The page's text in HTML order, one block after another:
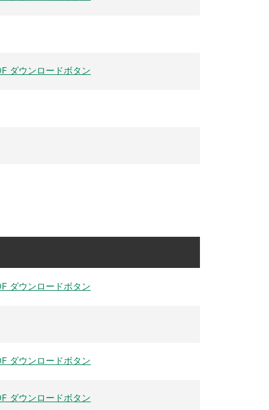
ダウンロードボタン
ダウンロードボタン
ダウンロードボタン
ダウンロードボタン